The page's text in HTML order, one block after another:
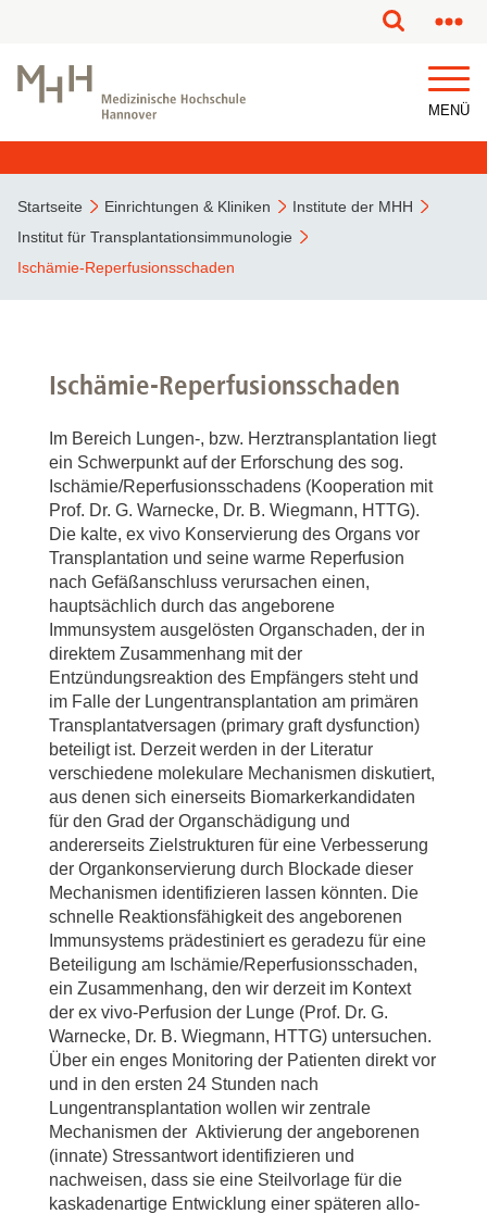
MENÜ
Startseite Einrichtungen & Kliniken
Institute der MHH
Institut für Transplantationsimmunologie
Ischämie-Reperfusionsschaden
Ischämie-Reperfusionsschaden
Im Bereich Lungen-, bzw. Herztransplantation liegt
ein Schwerpunkt auf der Erforschung des sog.
Ischämie/Reperfusionsschadens (Kooperation mit
Prof. Dr. G. Warnecke, Dr. B. Wiegmann, HTTG).
Die kalte, ex vivo Konservierung des Organs vor
Transplantation und seine warme Reperfusion
nach Gefäßanschluss verursachen einen,
hauptsächlich durch das angeborene
Immunsystem ausgelösten Organschaden, der in
direktem Zusammenhang mit der
Entzündungsreaktion des Empfängers steht und
im Falle der Lungentransplantation am primären
Transplantatversagen (primary graft dysfunction)
beteiligt ist. Derzeit werden in der Literatur
verschiedene molekulare Mechanismen diskutiert,
aus denen sich einerseits Biomarkerkandidaten
für den Grad der Organschädigung und
andererseits Zielstrukturen für eine Verbesserung
der Organkonservierung durch Blockade dieser
Mechanismen identifizieren lassen könnten. Die
schnelle Reaktionsfähigkeit des angeborenen
Immunsystems prädestiniert es geradezu für eine
Beteiligung am Ischämie/Reperfusionsschaden,
ein Zusammenhang, den wir derzeit im Kontext
der ex vivo-Perfusion der Lunge (Prof. Dr. G.
Warnecke, Dr. B. Wiegmann, HTTG) untersuchen.
Über ein enges Monitoring der Patienten direkt vor
und in den ersten 24 Stunden nach
Lungentransplantation wollen wir zentrale
Mechanismen der Aktivierung der angeborenen
(innate) Stressantwort identifizieren und
nachweisen, dass sie eine Steilvorlage für die
kaskadenartige Entwicklung einer späteren allo-